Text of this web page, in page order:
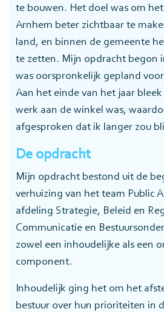
te bouwen. Het doel was om
Arnhem beter zichtbaar te
land, en binnen de gemeente
te zetten. Mijn opdracht begon
was oorspronkelijk gepland
Aan het einde van het jaar
werk aan de winkel was,
afgesproken dat ik langer zou
De opdracht
Mijn opdracht bestond uit de
verhuizing van het team Public
afdeling Strategie, Beleid en
Communicatie en
zowel een inhoudelijke als een
component.
Inhoudelijk ging het om het
bestuur over hun prioriteiten in